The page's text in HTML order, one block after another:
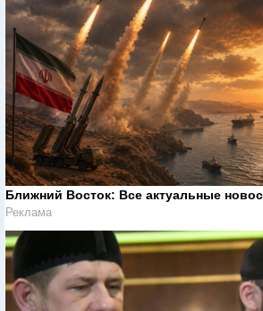
Ближний Восток: Все актуальные
Реклама